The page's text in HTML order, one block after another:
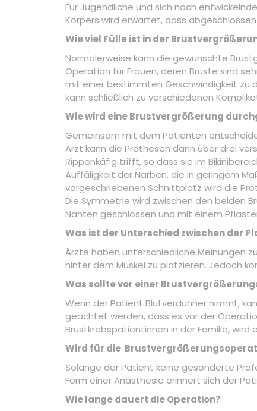
Für Jugendliche und sich noch
Körpers wird erwartet, dass
Wie viel Fülle ist in der
Normalerweise kann die gewünschte
Operation für Frauen, deren Brüste sind
mit einer bestimmten Geschwindigkeit zu
kann schließlich zu verschiedenen
Wie wird eine Brustvergrößerung
Gemeinsam mit dem Patienten
Arzt kann die Prothesen dann über drei
Rippenkäfig trifft, so dass sie im
Auffäligkeit der Narben, die in geringem
vorgeschriebenen Schnittplatz wird die
Die Symmetrie wird zwischen den beiden
Nähten geschlossen und mit einem
Was ist der Unterschied zwischen der
Ärzte haben unterschiedliche Meinungen
hinter dem Muskel zu platzieren. Jedoch
Was sollte vor einer
Wenn der Patient Blutverdünner nimmt,
geachtet werden, dass es vor der
Brustkrebspatientinnen in der Familie,
Wird für die
Solange der Patient keine gesonderte
Form einer Anästhesie erinnert sich der
Wie lange dauert die Operation?